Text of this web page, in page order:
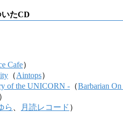
いたCD
Cafe）
（Aintops）
of the UNICORN - （Barbarian
）
ら 月読レコード ）